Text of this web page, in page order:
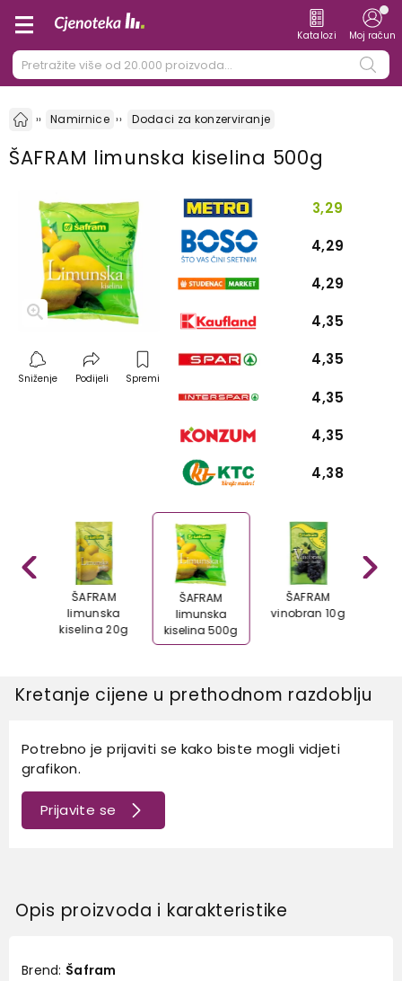
Katalozi Moj račun
Namirnice Dodaci za konzerviranje
ŠAFRAM limunska kiselina 500g
Sniženje Podijeli Spremi
3,29
4,29
4,29
4,35
4,35
4,35
4,35
4,38
ŠAFRAM
limunska
kiselina 20g
ŠAFRAM
limunska
kiselina 500g
ŠAFRAM
vinobran 10g
Kretanje cijene u prethodnom razdoblju
Potrebno je prijaviti se kako biste mogli vidjeti
grafikon.
Prijavite se
Opis proizvoda i karakteristike
Brend: Šafram